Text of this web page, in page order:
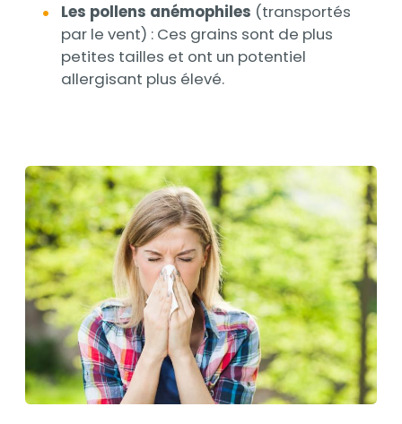
Les pollens anémophiles (transportés
par le vent) : Ces grains sont de plus
petites tailles et ont un potentiel
allergisant plus élevé.
Visuels